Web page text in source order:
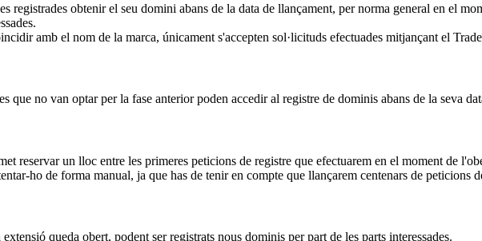
registrades obtenir el seu domini abans de la data de llançament, per norma general en el
amb el nom de la marca, únicament s'accepten sol·licituds efectuades mitjançant el
que no van optar per la fase anterior poden accedir al registre de dominis abans de la seva
reservar un lloc entre les primeres peticions de registre que efectuarem en el moment de
ho de forma manual, ja que has de tenir en compte que llançarem centenars de peticions
queda obert, podent ser registrats nous dominis per part de les parts interessades.